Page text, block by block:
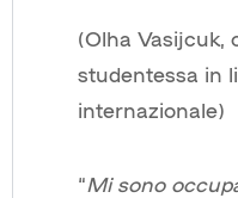
(Olha Vasijcuk,
studentessa in
internazionale)
“Mi sono